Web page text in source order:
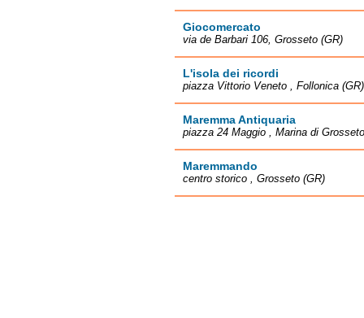
Giocomercato
via de Barbari 106, Grosseto (GR)
L'isola dei ricordi
piazza Vittorio Veneto , Follonica (GR)
Maremma Antiquaria
piazza 24 Maggio , Marina di
Maremmando
centro storico , Grosseto (GR)